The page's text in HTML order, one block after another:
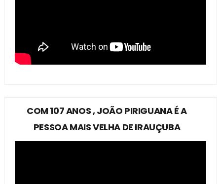
COM 107 ANOS , JOÃO PIRIGUANA É A
PESSOA MAIS VELHA DE IRAUÇUBA